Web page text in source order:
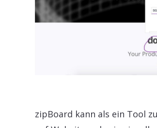
zipBoard kann als ein Tool